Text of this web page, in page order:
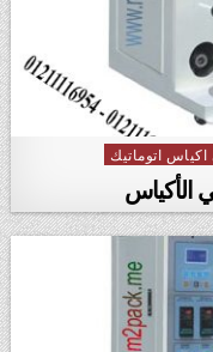
اتوماتيك
الأكياس